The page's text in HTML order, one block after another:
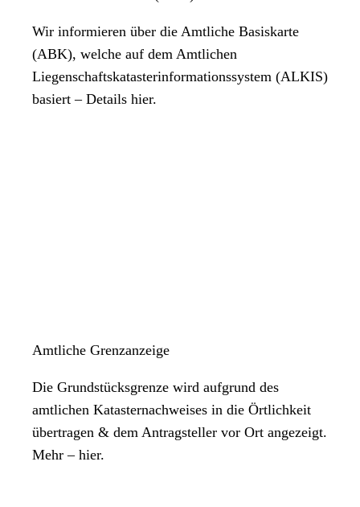
Wir informieren über die Amtliche Basiskarte
(ABK), welche auf dem Amtlichen
Liegenschaftskatasterinformationssystem (ALKIS)
basiert – Details hier.
Amtliche Grenzanzeige
Die Grundstücksgrenze wird aufgrund des
amtlichen Katasternachweises in die Örtlichkeit
übertragen & dem Antragsteller vor Ort angezeigt.
Mehr – hier.